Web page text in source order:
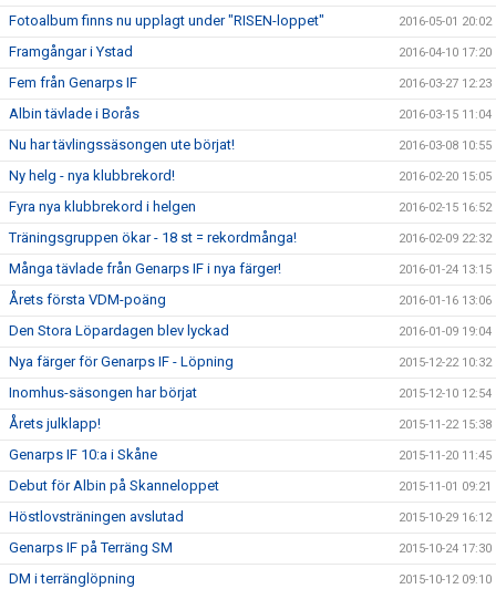
Fotoalbum finns nu upplagt under "RISEN-loppet" 2016-05-01 20:02
Framgångar i Ystad 2016-04-10 17:20
Fem från Genarps IF 2016-03-27 12:23
Albin tävlade i Borås 2016-03-15 11:04
Nu har tävlingssäsongen ute börjat! 2016-03-08 10:55
Ny helg - nya klubbrekord! 2016-02-20 15:05
Fyra nya klubbrekord i helgen 2016-02-15 16:52
Träningsgruppen ökar - 18 st = rekordmånga! 2016-02-09 22:32
Många tävlade från Genarps IF i nya färger! 2016-01-24 13:15
Årets första VDM-poäng 2016-01-16 13:06
Den Stora Löpardagen blev lyckad 2016-01-09 19:04
Nya färger för Genarps IF - Löpning 2015-12-22 10:32
Inomhus-säsongen har börjat 2015-12-10 12:54
Årets julklapp! 2015-11-22 15:38
Genarps IF 10:a i Skåne 2015-11-20 11:45
Debut för Albin på Skanneloppet 2015-11-01 09:21
Höstlovsträningen avslutad 2015-10-29 16:12
Genarps IF på Terräng SM 2015-10-24 17:30
DM i terränglöpning 2015-10-12 09:10